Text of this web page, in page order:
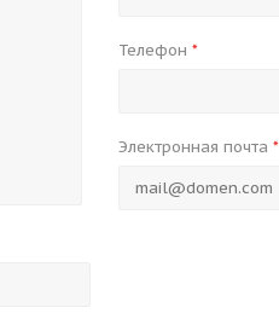
Телефон *
Электронная почта *